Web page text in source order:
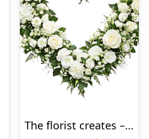
The florist creates – Funeral heart